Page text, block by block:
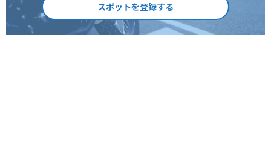
スポットを登録する